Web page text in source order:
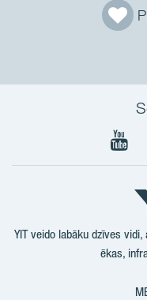
Seko
YIT veido labāku dzīves
ēkas,